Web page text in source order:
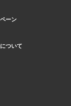
ーン
ついて